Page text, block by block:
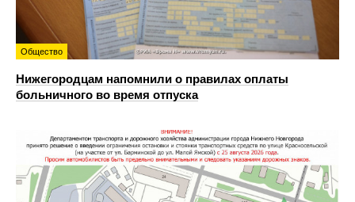
Общество
Нижегородцам напомнили о правилах оплаты
больничного во время отпуска